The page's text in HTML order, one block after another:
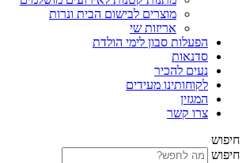
מוצרים לבישום הבית ונרות
אריזות שי
הפעלות סבון לימי הולדת
סדנאות
נעים להכיר
לקוחותינו מעידים
המגזין
צרו קשר
חיפוש
חיפוש